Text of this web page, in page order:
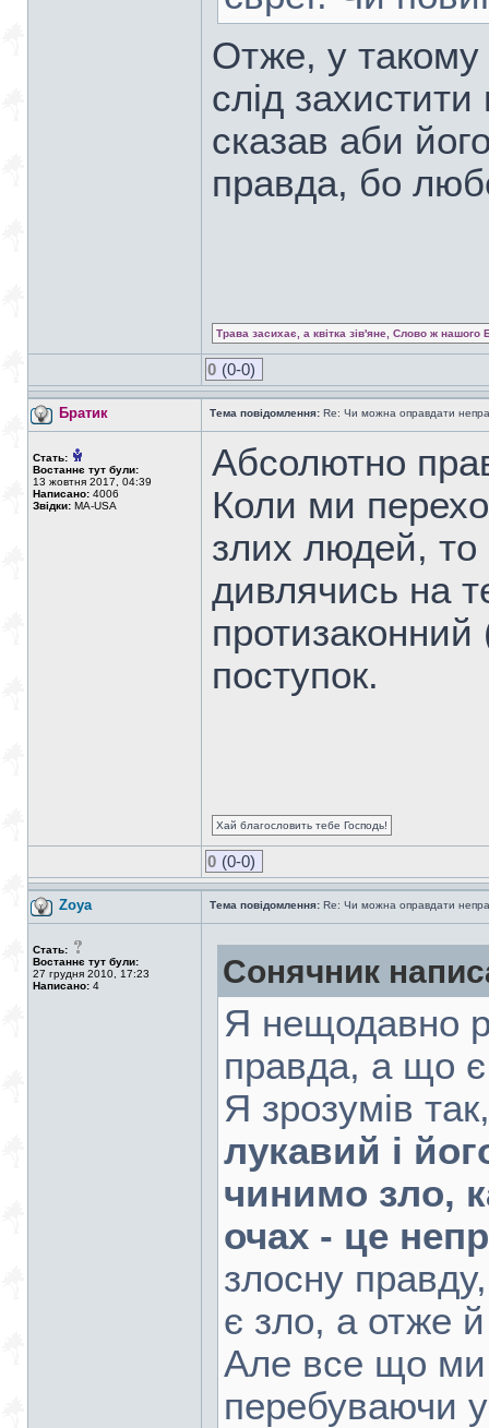
Отже, у
слід
сказав аби
правда, бо
Трава засихає, а квітка зів'яне, Слово ж нашого
0 (0-0)
Братик Тема повідомлення: Re: Чи можна оправдати
Стать:
Востаннє тут були:
13 жовтня 2017, 04:39
Написано: 4006
Звідки: MA-USA
Абсолютно
Коли ми
злих людей,
дивлячись на
поступок.
Хай благословить тебе Господь!
0 (0-0)
Zoya Тема повідомлення: Re: Чи можна оправдати
Стать:
Востаннє тут були:
27 грудня 2010, 17:23
Написано: 4 Сонячник
Я нещодавно
правда, а що
Я зрозумів
лукавий і
чинимо зло,
очах - це
злосну
є зло, а отже
Але все що ми
перебуваючи